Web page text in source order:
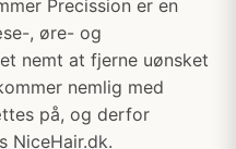
Precission er en
, øre- og
nemt at fjerne uønsket
nemlig med
på, og derfor
NiceHair.dk.